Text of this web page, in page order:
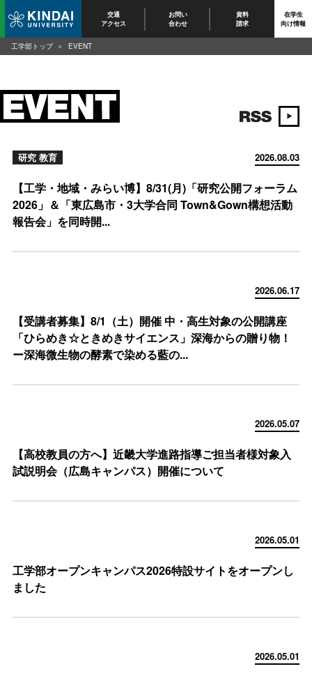
交通
アクセス
お問い
合わせ
資料
請求
在学生
向け情報
2026.08.03
研究 教育
【工学・地域・みらい博】8/31(月)「研究公開フォーラム
2026」＆「東広島市・3大学合同 Town&Gown構想活動
報告会」を同時開...
2026.06.17
【受講者募集】8/1（土）開催 中・高生対象の公開講座
「ひらめき☆ときめきサイエンス」深海からの贈り物！
ー深海微生物の酵素で染める藍の...
2026.05.07
【高校教員の方へ】近畿大学進路指導ご担当者様対象入
試説明会（広島キャンパス）開催について
2026.05.01
工学部オープンキャンパス2026特設サイトをオープンし
ました
2026.05.01
工学部トップ EVENT